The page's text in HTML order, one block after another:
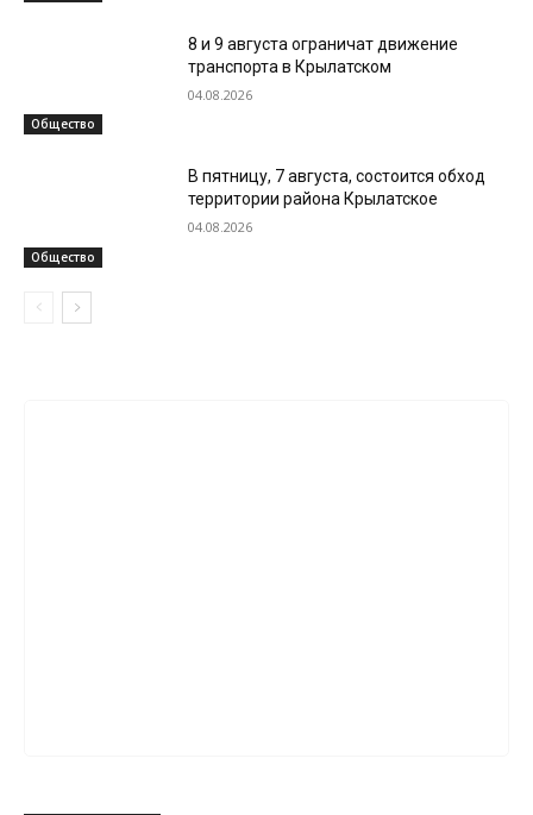
Общество
8 и 9 августа ограничат движение
транспорта в Крылатском
04.08.2026
Общество
В пятницу, 7 августа, состоится обход
территории района Крылатское
04.08.2026